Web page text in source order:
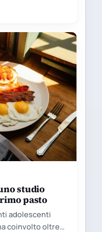
studio
pasto
adolescenti
coinvolto oltre